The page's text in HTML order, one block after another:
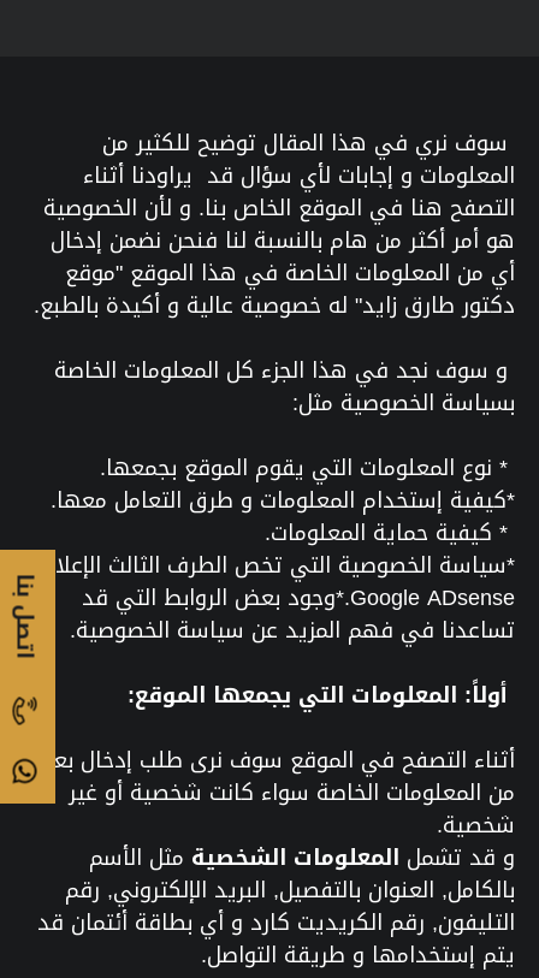
سوف نري في هذا المقال توضيح للكثير من
المعلومات و إجابات لأي سؤال قد يراودنا أثناء
التصفح هنا في الموقع الخاص بنا. و لأن الخصوصية
هو أمر أكثر من هام بالنسبة لنا فنحن نضمن إدخال
أي من المعلومات الخاصة في هذا الموقع "موقع
دكتور طارق زايد" له خصوصية عالية و أكيدة بالطبع.
و سوف نجد في هذا الجزء كل المعلومات الخاصة
بسياسة الخصوصية مثل:
* نوع المعلومات التي يقوم الموقع بجمعها.
*كيفية إستخدام المعلومات و طرق التعامل معها.
* كيفية حماية المعلومات.
*سياسة الخصوصية التي تخص الطرف الثالث الإعلاني
Google ADsense.*وجود بعض الروابط التي قد
تساعدنا في فهم المزيد عن سياسة الخصوصية.
أولاً: المعلومات التي يجمعها الموقع:
أثناء التصفح في الموقع سوف نرى طلب إدخال بعض
من المعلومات الخاصة سواء كانت شخصية أو غير
شخصية.
و قد تشمل المعلومات الشخصية مثل الأسم
بالكامل, العنوان بالتفصيل, البريد الإلكتروني, رقم
التليفون, رقم الكريديت كارد و أي بطاقة أئتمان قد
يتم إستخدامها و طريقة التواصل.
اتصل بنا